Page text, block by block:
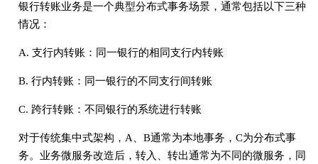
银行转账业务是一个典型分布式事务场景，通常包括以下三种
情况：
A. 支行内转账：同一银行的相同支行内转账
B. 行内转账：同一银行的不同支行间转账
C. 跨行转账：不同银行的系统进行转账
对于传统集中式架构，A、B通常为本地事务，C为分布式事
务。业务微服务改造后，转入、转出通常为不同的微服务，同